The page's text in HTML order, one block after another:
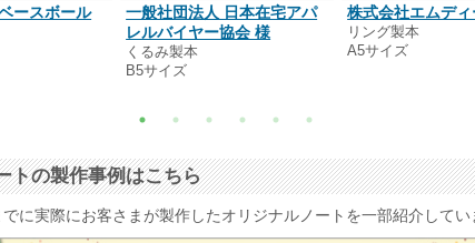
ースボール
一般社団法人 日本在宅アパ
レルバイヤー協会 様
くるみ製本
B5サイズ
株式会社エムデ
リング製本
A5サイズ
トの製作事例はこちら
に実際にお客さまが製作したオリジナルノートを一部紹介してい